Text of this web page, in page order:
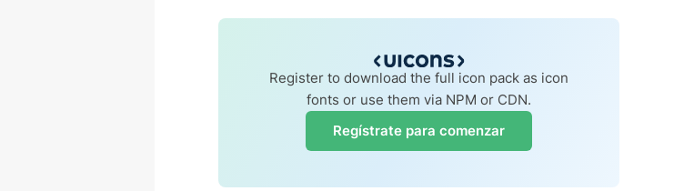
Register to download the full icon pack as icon
fonts or use them via NPM or CDN.
Regístrate para comenzar